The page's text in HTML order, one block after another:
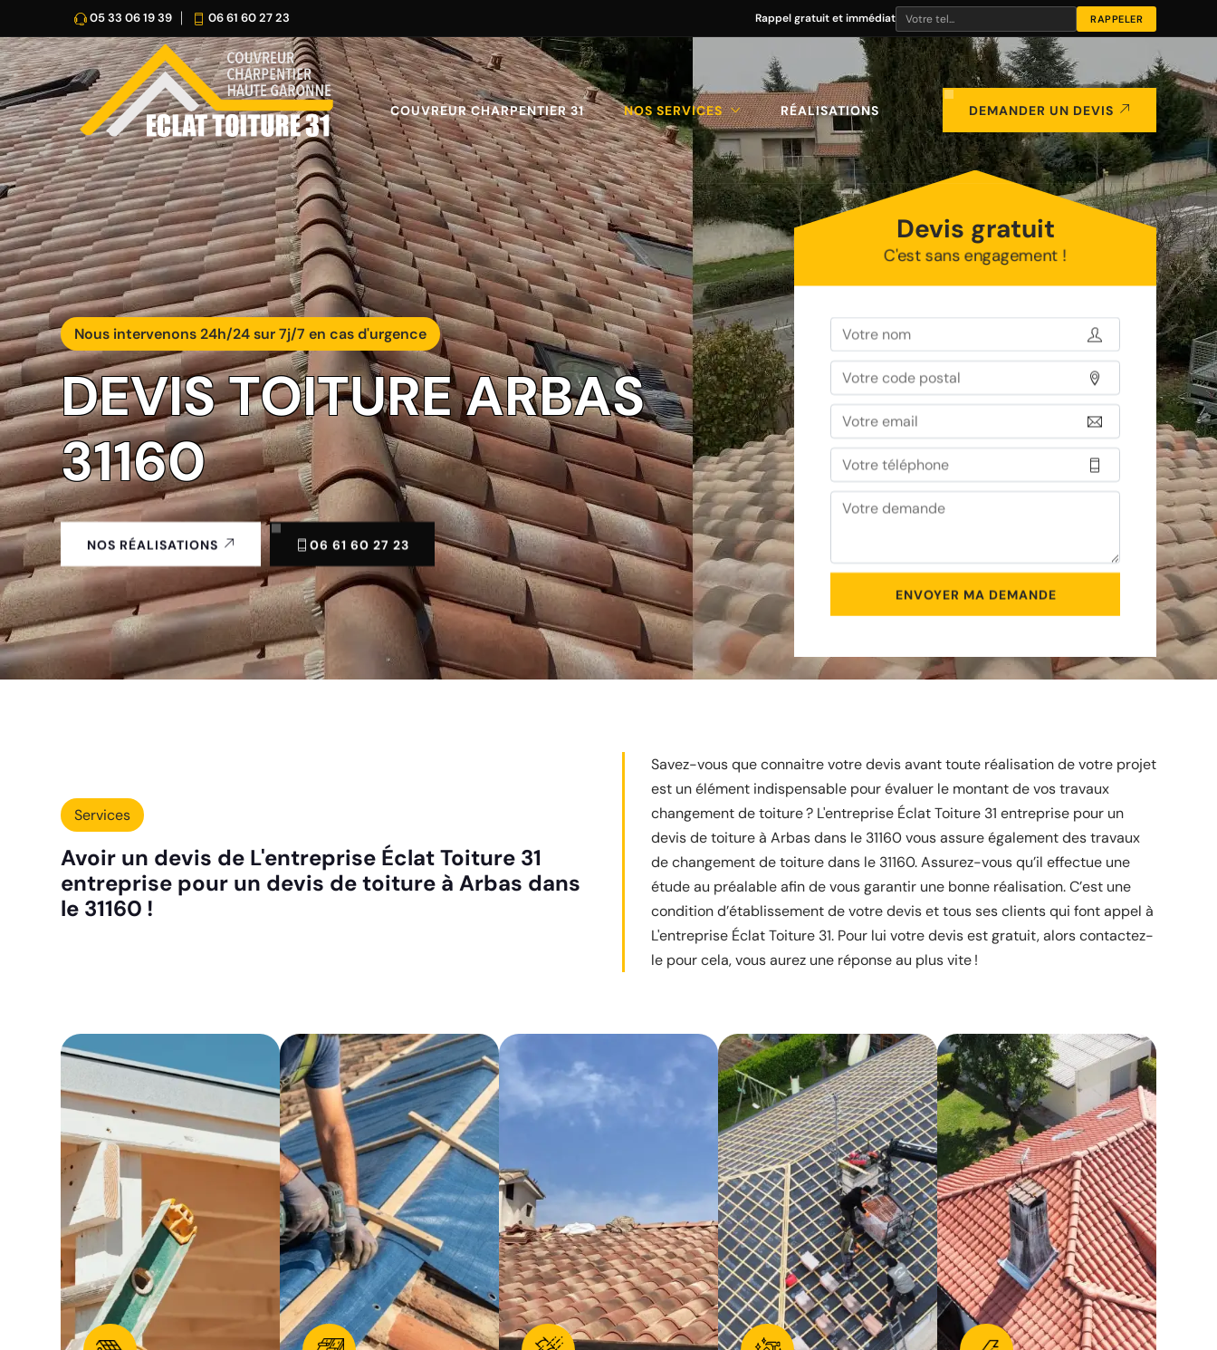
05 33 06 19 39 06 61 60 27 23 Rappel gratuit et immédiat
COUVREUR CHARPENTIER 31 NOS SERVICES RÉALISATIONS DEMANDER UN DEVIS
Nous intervenons 24h/24 sur 7j/7 en cas d'urgence
DEVIS TOITURE ARBAS
31160
NOS RÉALISATIONS 06 61 60 27 23
Devis gratuit
C'est sans engagement !
Services
Avoir un devis de L'entreprise Éclat Toiture 31
entreprise pour un devis de toiture à Arbas dans
le 31160 !
Savez-vous que connaitre votre devis avant toute réalisation de votre projet
est un élément indispensable pour évaluer le montant de vos travaux
changement de toiture ? L'entreprise Éclat Toiture 31 entreprise pour un
devis de toiture à Arbas dans le 31160 vous assure également des travaux
de changement de toiture dans le 31160. Assurez-vous qu’il effectue une
étude au préalable afin de vous garantir une bonne réalisation. C’est une
condition d’établissement de votre devis et tous ses clients qui font appel à
L'entreprise Éclat Toiture 31. Pour lui votre devis est gratuit, alors contactez-
le pour cela, vous aurez une réponse au plus vite !